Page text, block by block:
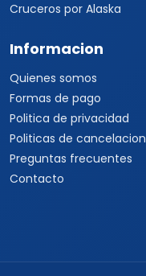
Cruceros por Alaska
Informacion
Quienes somos
Formas de pago
Politica de privacidad
Politicas de cancelacion
Preguntas frecuentes
Contacto